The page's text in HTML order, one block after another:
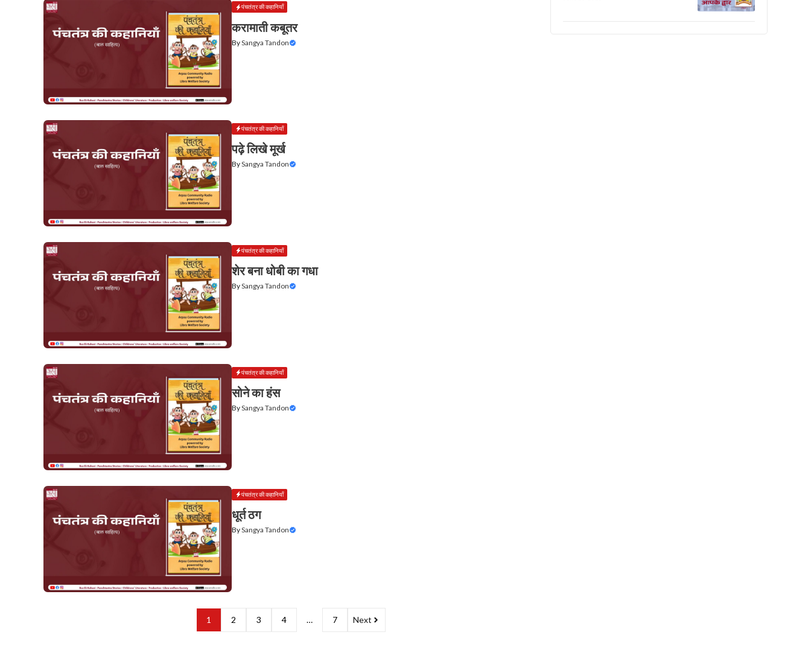
पंचतंत्र की कहानियाँ
करामाती कबूतर
BySangya Tandon
पंचतंत्र की कहानियाँ
पढ़े लिखे मूर्ख
BySangya Tandon
पंचतंत्र की कहानियाँ
शेर बना धोबी का गधा
BySangya Tandon
पंचतंत्र की कहानियाँ
सोने का हंस
BySangya Tandon
पंचतंत्र की कहानियाँ
धूर्त ठग
BySangya Tandon
1 2 3 4 … 7 Next